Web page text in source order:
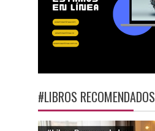
#LIBROS RECOMENDADOS